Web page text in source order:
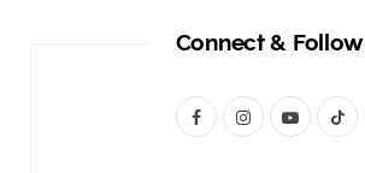
Connect & Follow
F
I
Y
T